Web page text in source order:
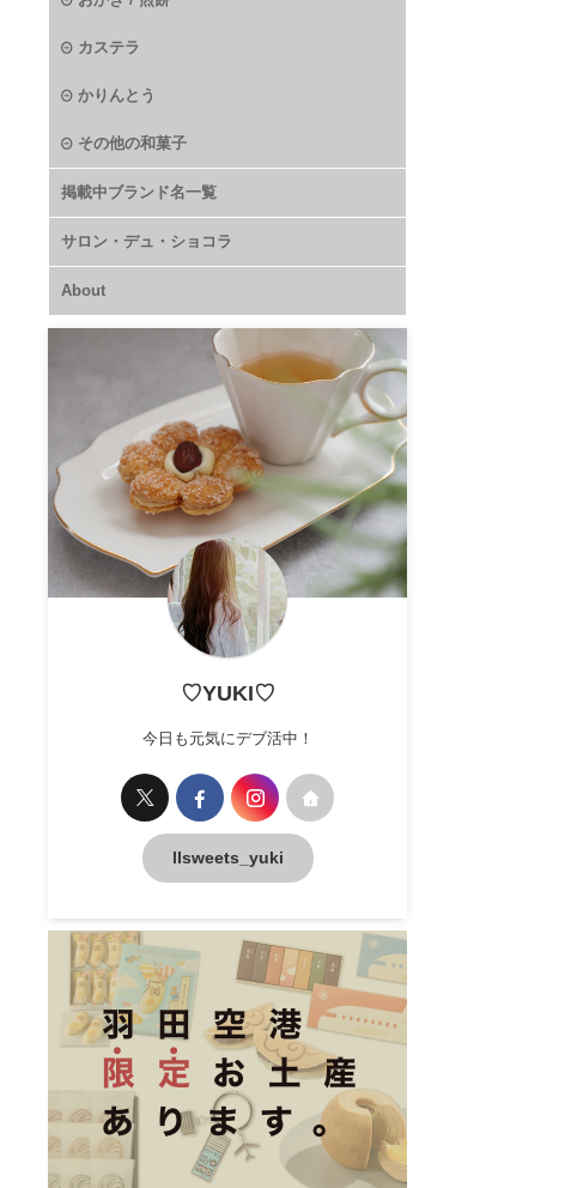
カステラ
かりんとう
その他の和菓子
掲載中ブランド名一覧
サロン・デュ・ショコラ
About
♡YUKI♡
今日も元気にデブ活中！
llsweets_yuki